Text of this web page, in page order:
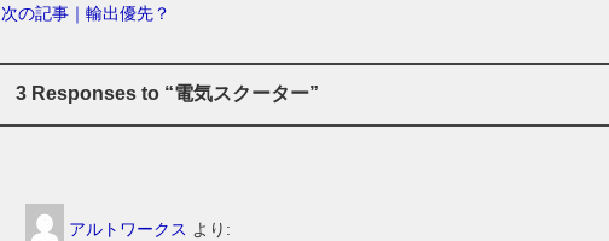
次の記事｜輸出優先？
3 Responses to “電気スクーター”
アルトワークス より: